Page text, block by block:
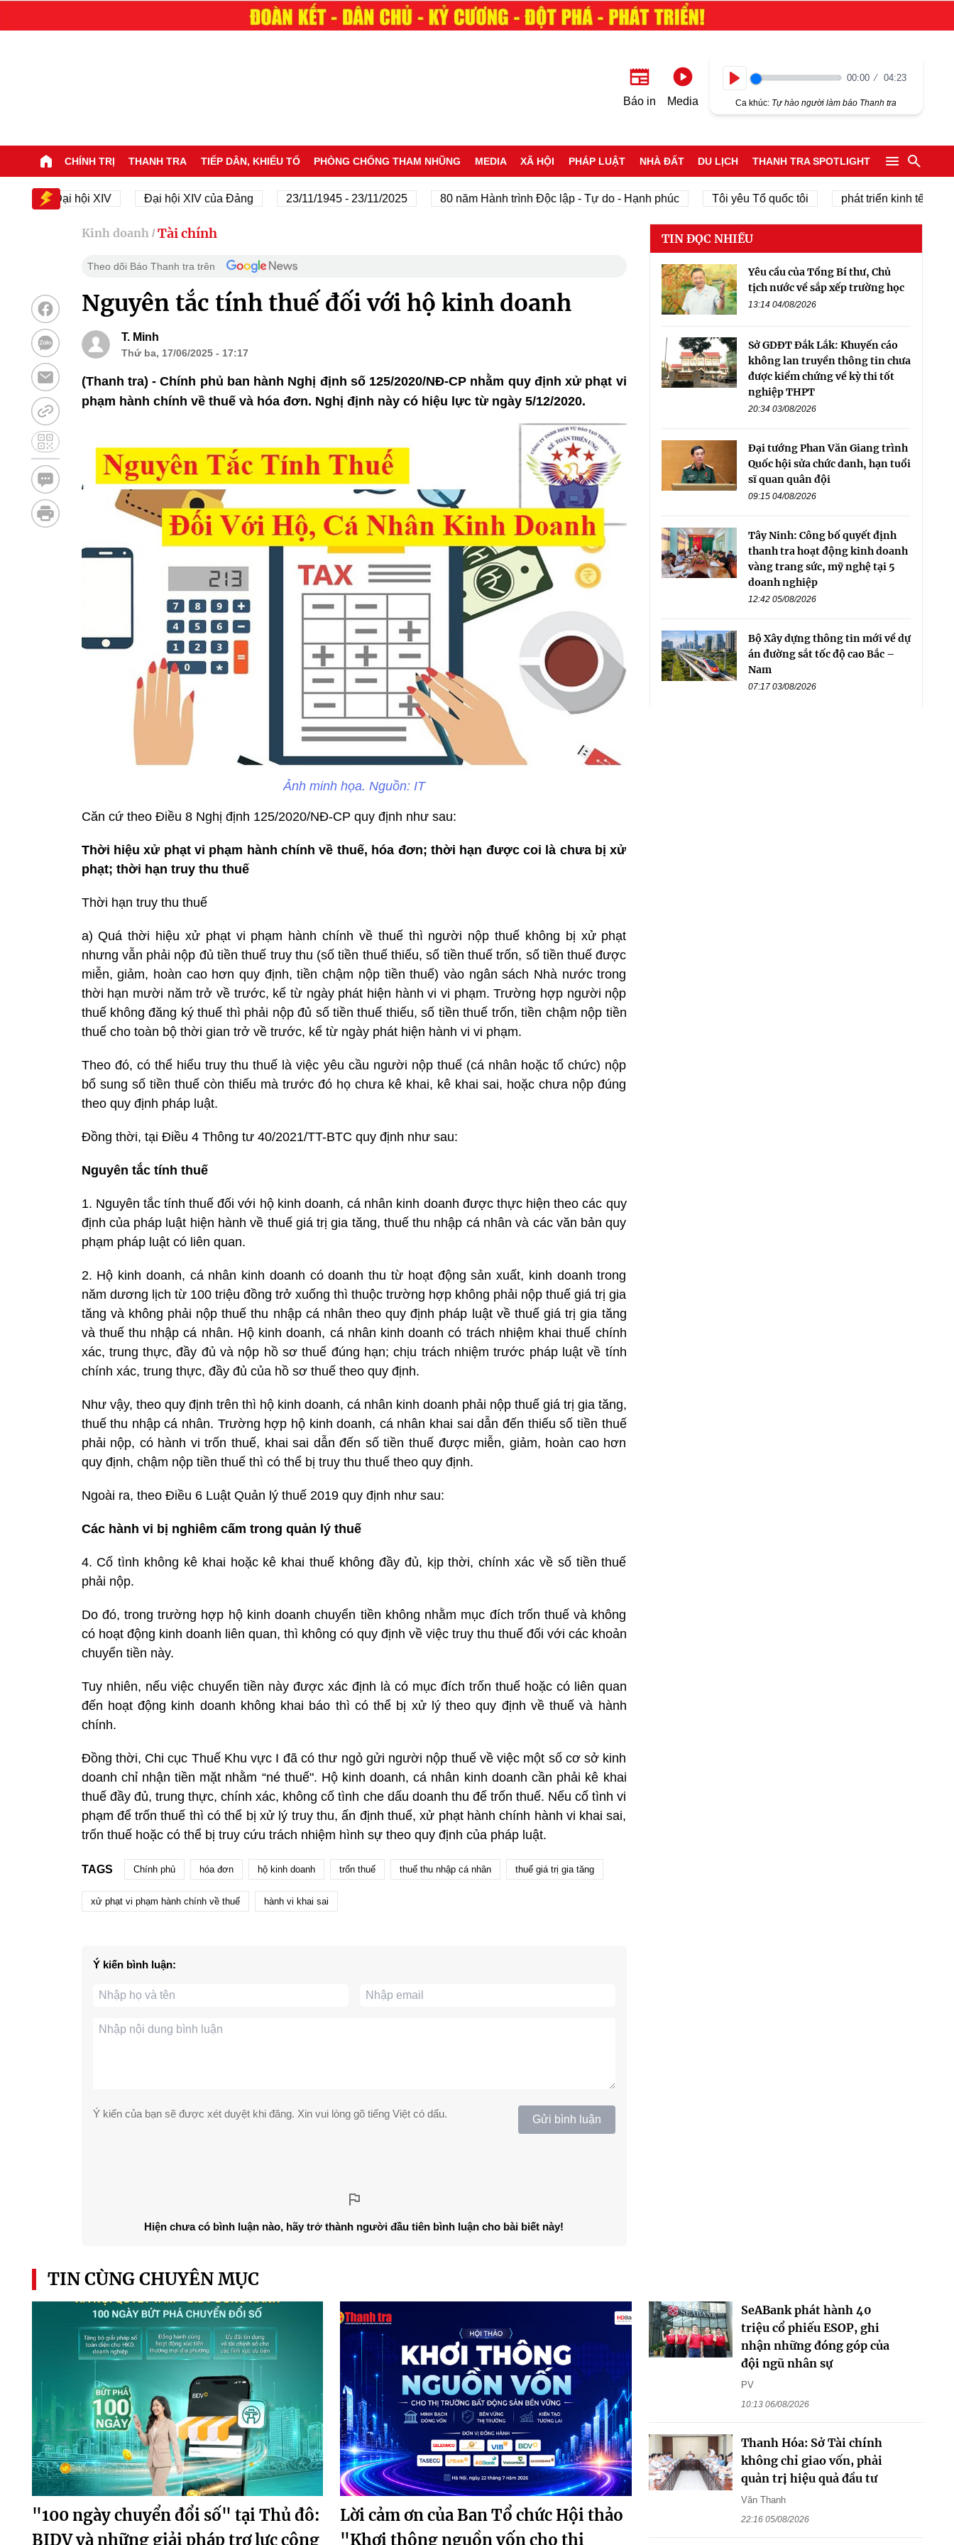
Báo in Media
00:00 04:23
Ca khúc: Tự hào người làm báo Thanh tra
CHÍNH TRỊ THANH TRA TIẾP DÂN, KHIẾU TỐ PHÒNG CHỐNG THAM NHŨNG MEDIA XÃ HỘI PHÁP LUẬT NHÀ ĐẤT DU LỊCH THANH TRA SPOTLIGHT
Đại hội XIV Đại hội XIV của Đảng 23/11/1945 - 23/11/2025 80 năm Hành trình Độc lập - Tự do - Hạnh phúc Tôi yêu Tổ quốc tôi phát triển kinh tế tư nhân
Kinh doanh / Tài chính
Theo dõi Báo Thanh tra trên
Nguyên tắc tính thuế đối với hộ kinh doanh
T. Minh
Thứ ba, 17/06/2025 - 17:17
(Thanh tra) - Chính phủ ban hành Nghị định số 125/2020/NĐ-CP nhằm quy định xử phạt vi
phạm hành chính về thuế và hóa đơn. Nghị định này có hiệu lực từ ngày 5/12/2020.
Ảnh minh họa. Nguồn: IT
Căn cứ theo Điều 8 Nghị định 125/2020/NĐ-CP quy định như sau:
Thời hiệu xử phạt vi phạm hành chính về thuế, hóa đơn; thời hạn được coi là chưa bị xử
phạt; thời hạn truy thu thuế
Thời hạn truy thu thuế
a) Quá thời hiệu xử phạt vi phạm hành chính về thuế thì người nộp thuế không bị xử phạt
nhưng vẫn phải nộp đủ tiền thuế truy thu (số tiền thuế thiếu, số tiền thuế trốn, số tiền thuế được
miễn, giảm, hoàn cao hơn quy định, tiền chậm nộp tiền thuế) vào ngân sách Nhà nước trong
thời hạn mười năm trở về trước, kể từ ngày phát hiện hành vi vi phạm. Trường hợp người nộp
thuế không đăng ký thuế thì phải nộp đủ số tiền thuế thiếu, số tiền thuế trốn, tiền chậm nộp tiền
thuế cho toàn bộ thời gian trở về trước, kể từ ngày phát hiện hành vi vi phạm.
Theo đó, có thể hiểu truy thu thuế là việc yêu cầu người nộp thuế (cá nhân hoặc tổ chức) nộp
bổ sung số tiền thuế còn thiếu mà trước đó họ chưa kê khai, kê khai sai, hoặc chưa nộp đúng
theo quy định pháp luật.
Đồng thời, tại Điều 4 Thông tư 40/2021/TT-BTC quy định như sau:
Nguyên tắc tính thuế
1. Nguyên tắc tính thuế đối với hộ kinh doanh, cá nhân kinh doanh được thực hiện theo các quy
định của pháp luật hiện hành về thuế giá trị gia tăng, thuế thu nhập cá nhân và các văn bản quy
phạm pháp luật có liên quan.
2. Hộ kinh doanh, cá nhân kinh doanh có doanh thu từ hoạt động sản xuất, kinh doanh trong
năm dương lịch từ 100 triệu đồng trở xuống thì thuộc trường hợp không phải nộp thuế giá trị gia
tăng và không phải nộp thuế thu nhập cá nhân theo quy định pháp luật về thuế giá trị gia tăng
và thuế thu nhập cá nhân. Hộ kinh doanh, cá nhân kinh doanh có trách nhiệm khai thuế chính
xác, trung thực, đầy đủ và nộp hồ sơ thuế đúng hạn; chịu trách nhiệm trước pháp luật về tính
chính xác, trung thực, đầy đủ của hồ sơ thuế theo quy định.
Như vậy, theo quy định trên thì hộ kinh doanh, cá nhân kinh doanh phải nộp thuế giá trị gia tăng,
thuế thu nhập cá nhân. Trường hợp hộ kinh doanh, cá nhân khai sai dẫn đến thiếu số tiền thuế
phải nộp, có hành vi trốn thuế, khai sai dẫn đến số tiền thuế được miễn, giảm, hoàn cao hơn
quy định, chậm nộp tiền thuế thì có thể bị truy thu thuế theo quy định.
Ngoài ra, theo Điều 6 Luật Quản lý thuế 2019 quy định như sau:
Các hành vi bị nghiêm cấm trong quản lý thuế
4. Cố tình không kê khai hoặc kê khai thuế không đầy đủ, kịp thời, chính xác về số tiền thuế
phải nộp.
Do đó, trong trường hợp hộ kinh doanh chuyển tiền không nhằm mục đích trốn thuế và không
có hoạt động kinh doanh liên quan, thì không có quy định về việc truy thu thuế đối với các khoản
chuyển tiền này.
Tuy nhiên, nếu việc chuyển tiền này được xác định là có mục đích trốn thuế hoặc có liên quan
đến hoạt động kinh doanh không khai báo thì có thể bị xử lý theo quy định về thuế và hành
chính.
Đồng thời, Chi cục Thuế Khu vực I đã có thư ngỏ gửi người nộp thuế về việc một số cơ sở kinh
doanh chỉ nhận tiền mặt nhằm “né thuế". Hộ kinh doanh, cá nhân kinh doanh cần phải kê khai
thuế đầy đủ, trung thực, chính xác, không cố tình che dấu doanh thu để trốn thuế. Nếu cố tình vi
phạm để trốn thuế thì có thể bị xử lý truy thu, ấn định thuế, xử phạt hành chính hành vi khai sai,
trốn thuế hoặc có thể bị truy cứu trách nhiệm hình sự theo quy định của pháp luật.
TAGS Chính phủ hóa đơn hộ kinh doanh trốn thuế thuế thu nhập cá nhân thuế giá trị gia tăng
xử phạt vi phạm hành chính về thuế hành vi khai sai
Ý kiến bình luận:
Ý kiến của bạn sẽ được xét duyệt khi đăng. Xin vui lòng gõ tiếng Việt có dấu. Gửi bình luận
Hiện chưa có bình luận nào, hãy trở thành người đầu tiên bình luận cho bài biết này!
TIN ĐỌC NHIỀU
Yêu cầu của Tổng Bí thư, Chủ
tịch nước về sắp xếp trường học
13:14 04/08/2026
Sở GDĐT Đắk Lắk: Khuyến cáo
không lan truyền thông tin chưa
được kiểm chứng về kỳ thi tốt
nghiệp THPT
20:34 03/08/2026
Đại tướng Phan Văn Giang trình
Quốc hội sửa chức danh, hạn tuổi
sĩ quan quân đội
09:15 04/08/2026
Tây Ninh: Công bố quyết định
thanh tra hoạt động kinh doanh
vàng trang sức, mỹ nghệ tại 5
doanh nghiệp
12:42 05/08/2026
Bộ Xây dựng thông tin mới về dự
án đường sắt tốc độ cao Bắc –
Nam
07:17 03/08/2026
TIN CÙNG CHUYÊN MỤC
"100 ngày chuyển đổi số" tại Thủ đô:
BIDV và những giải pháp trợ lực công
Lời cảm ơn của Ban Tổ chức Hội thảo
"Khơi thông nguồn vốn cho thị
SeABank phát hành 40
triệu cổ phiếu ESOP, ghi
nhận những đóng góp của
đội ngũ nhân sự
PV
10:13 06/08/2026
Thanh Hóa: Sở Tài chính
không chỉ giao vốn, phải
quản trị hiệu quả đầu tư
Văn Thanh
22:16 05/08/2026